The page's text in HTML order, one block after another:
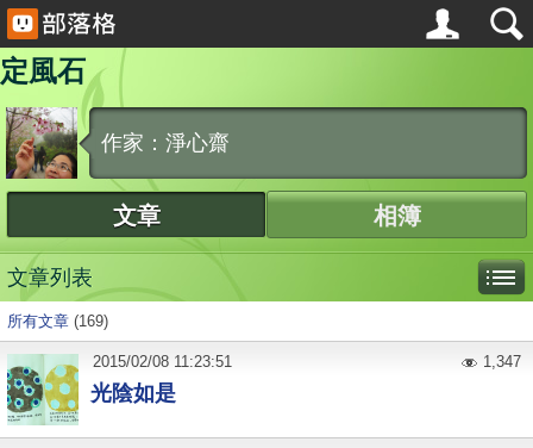
定風石
作家：淨心齋
文章 相簿
文章列表
所有文章 (169)
光陰如是
2015/02/08 11:23:51 1,347